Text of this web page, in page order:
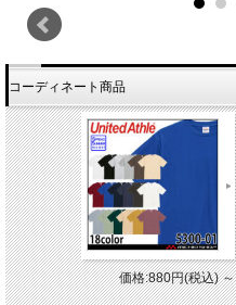
コーディネート商品
価格:880円(税込)～